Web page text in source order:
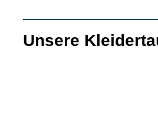
Unsere